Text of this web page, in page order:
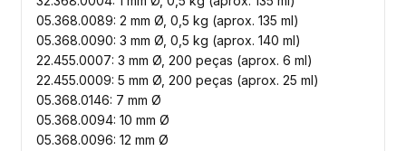
05.368.0089: 2 mm Ø, 0,5 kg (aprox. 135 ml)
05.368.0090: 3 mm Ø, 0,5 kg (aprox. 140 ml)
22.455.0007: 3 mm Ø, 200 peças (aprox. 6 ml)
22.455.0009: 5 mm Ø, 200 peças (aprox. 25 ml)
05.368.0146: 7 mm Ø
05.368.0094: 10 mm Ø
05.368.0096: 12 mm Ø